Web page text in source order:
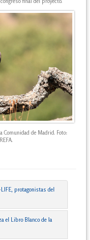
de Madrid. Foto:
protagonistas del
el Libro Blanco de la